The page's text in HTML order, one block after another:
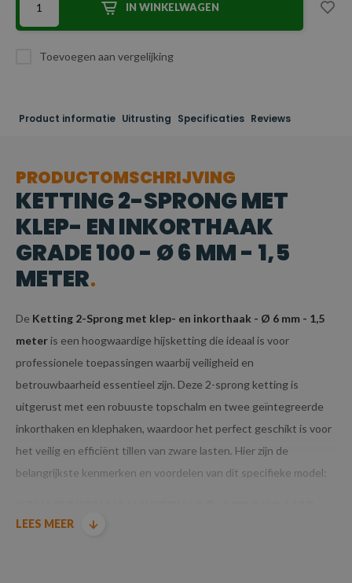
IN WINKELWAGEN
Toevoegen aan vergelijking
Product informatie Uitrusting Specificaties Reviews
PRODUCTOMSCHRIJVING
KETTING 2-SPRONG MET
KLEP- EN INKORTHAAK
GRADE 100 - Ø 6 MM - 1,5
METER
De Ketting 2-Sprong met klep- en inkorthaak - Ø 6 mm - 1,5
meteris een hoogwaardige hijsketting die ideaal is voor
professionele toepassingen waarbij veiligheid en
betrouwbaarheid essentieel zijn. Deze 2-sprong ketting is
uitgerust met een robuuste topschalm en twee geïntegreerde
inkorthaken en klephaken, waardoor het perfect geschikt is voor
het veilig en efficiënt tillen van zware lasten. Hier zijn de
belangrijkste kenmerken en voordelen van dit specifieke model:
KLEP- EN INKORTHAAK GRADE 100 - Ø 6 MM -
LEES MEER